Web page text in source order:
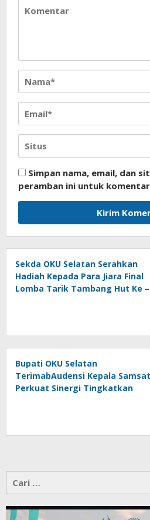
Simpan nama, email, dan
peramban ini untuk
Sekda OKU Selatan Serahkan
Hadiah Kepada Para Jiara Final
Lomba Tarik Tambang Hut Ke –
Bupati OKU Selatan
TerimabAudensi Kepala
Perkuat Sinergi Tingkatkan
untuk: